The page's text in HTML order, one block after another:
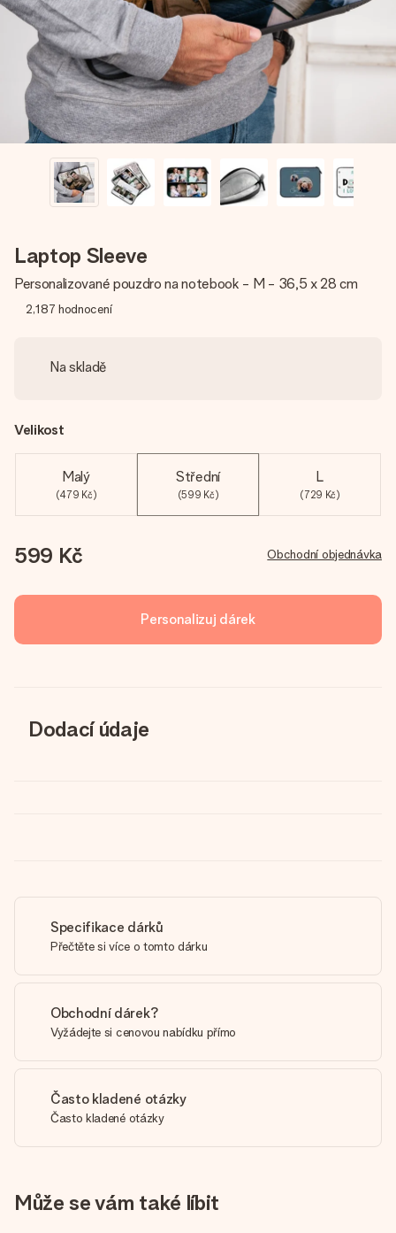
jménem, vaší fotografií nebo vzkazem, který doopravdy
zahřeje u srdce. Žádné zbytečné složitosti, jen spousta
lásky pro daný okamžik.
Laptop Sleeve
Personalizované pouzdro na notebook - M - 36,5 x 28 cm
2,187 hodnocení
Na skladě
Velikost
Malý
(479 Kč)
Střední
(599 Kč)
L
(729 Kč)
599 Kč Obchodní objednávka
Personalizuj dárek
Dodací údaje
Specifikace dárků
Přečtěte si více o tomto dárku
Obchodní dárek?
Vyžádejte si cenovou nabídku přímo
Často kladené otázky
Často kladené otázky
Může se vám také líbit